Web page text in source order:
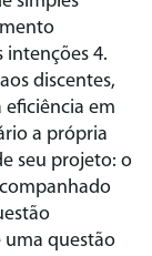
intenções 4.
discentes,
eficiência em
a própria
seu projeto: o
uma questão